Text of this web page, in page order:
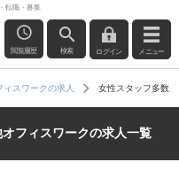
転職・募集
閲覧履歴 検索 ログイン メニュー
スワークの求人 女性スタッフ多数
フィスワークの求人一覧